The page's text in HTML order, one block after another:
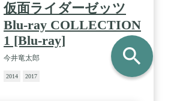
仮面ライダーゼッツ
Blu-ray COLLECTION
1 [Blu-ray]
今井竜太郎
2014 2017
search